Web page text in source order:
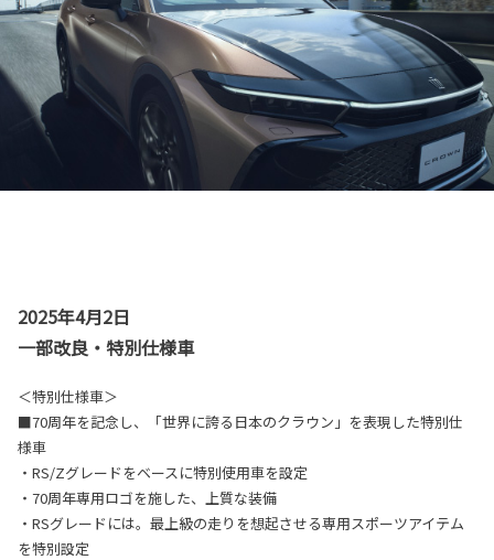
2025年4月2日
一部改良・特別仕様車
＜特別仕様車＞
■70周年を記念し、「世界に誇る日本のクラウン」を表現した特別仕
様車
・RS/Zグレードをベースに特別使用車を設定
・70周年専用ロゴを施した、上質な装備
・RSグレードには。最上級の走りを想起させる専用スポーツアイテム
を特別設定